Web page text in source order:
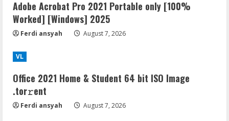
Adobe Acrobat Pro 2021 Portable only [100%
Worked] [Windows] 2025
Ferdi ansyah August 7, 2026
VL
Office 2021 Home & Student 64 bit ISO Image
.tоr𝚛еnt
Ferdi ansyah August 7, 2026